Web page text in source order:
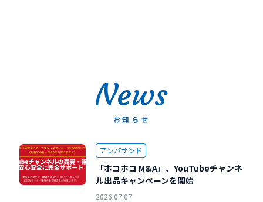
News
お知らせ
アンパサンド
「ホコホコ M&A」、YouTubeチャンネ
ル出品キャンペーンを開始
2026.07.07